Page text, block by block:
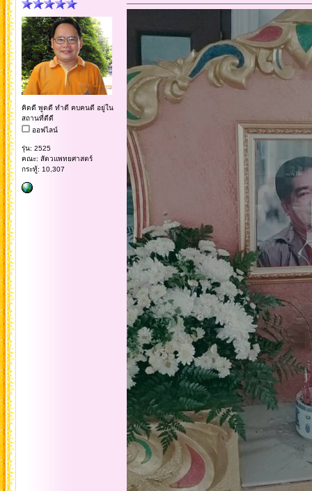
คิดดี พูดดี ทำดี คบคนดี อยู่ใน
สถานที่ดีดี
ออฟไลน์
รุ่น: 2525
คณะ: สัตวแพทยศาสตร์
กระทู้: 10,307